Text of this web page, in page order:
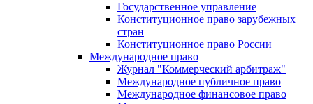
Государственное управление
Конституционное право зарубежных
стран
Конституционное право России
Международное право
Журнал "Коммерческий арбитраж"
Международное публичное право
Международное финансовое право